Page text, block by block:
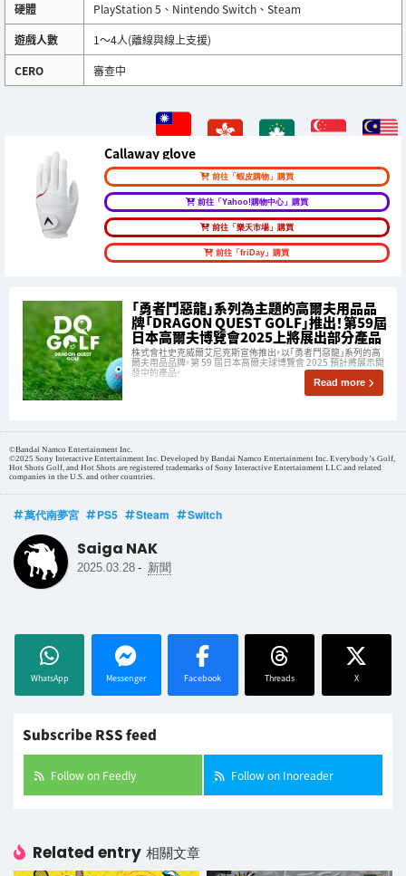
硬體
PlayStation 5、Nintendo Switch、Steam
遊戲人數
1～4人(離線與線上支援)
CERO
審查中
Callaway glove
前往「蝦皮購物」購買
前往「Yahoo!購物中心」購買
前往「樂天市場」購買
前往「friDay」購買
「勇者鬥惡龍」系列為主題的高爾夫用品品
牌「DRAGON QUEST GOLF」推出！第59屆
日本高爾夫博覽會2025上將展出部分產品
株式會社史克威爾艾尼克斯宣佈推出，以「勇者鬥惡龍」系列的高
爾夫用品品牌。第 59 屆日本高爾夫球博覽會 2025 預計將展示開
發中的產品。
Read more
©Bandai Namco Entertainment Inc.
©2025 Sony Interactive Entertainment Inc. Developed by Bandai Namco Entertainment Inc. Everybody’s Golf,
Hot Shots Golf, and Hot Shots are registered trademarks of Sony Interactive Entertainment LLC and related
companies in the U.S. and other countries.
萬代南夢宮 PS5 Steam Switch
Saiga NAK
2025.03.28 - 新聞
WhatsApp Messenger Facebook Threads X
Subscribe RSS feed
Follow on Feedly Follow on Inoreader
Related entry 相關文章